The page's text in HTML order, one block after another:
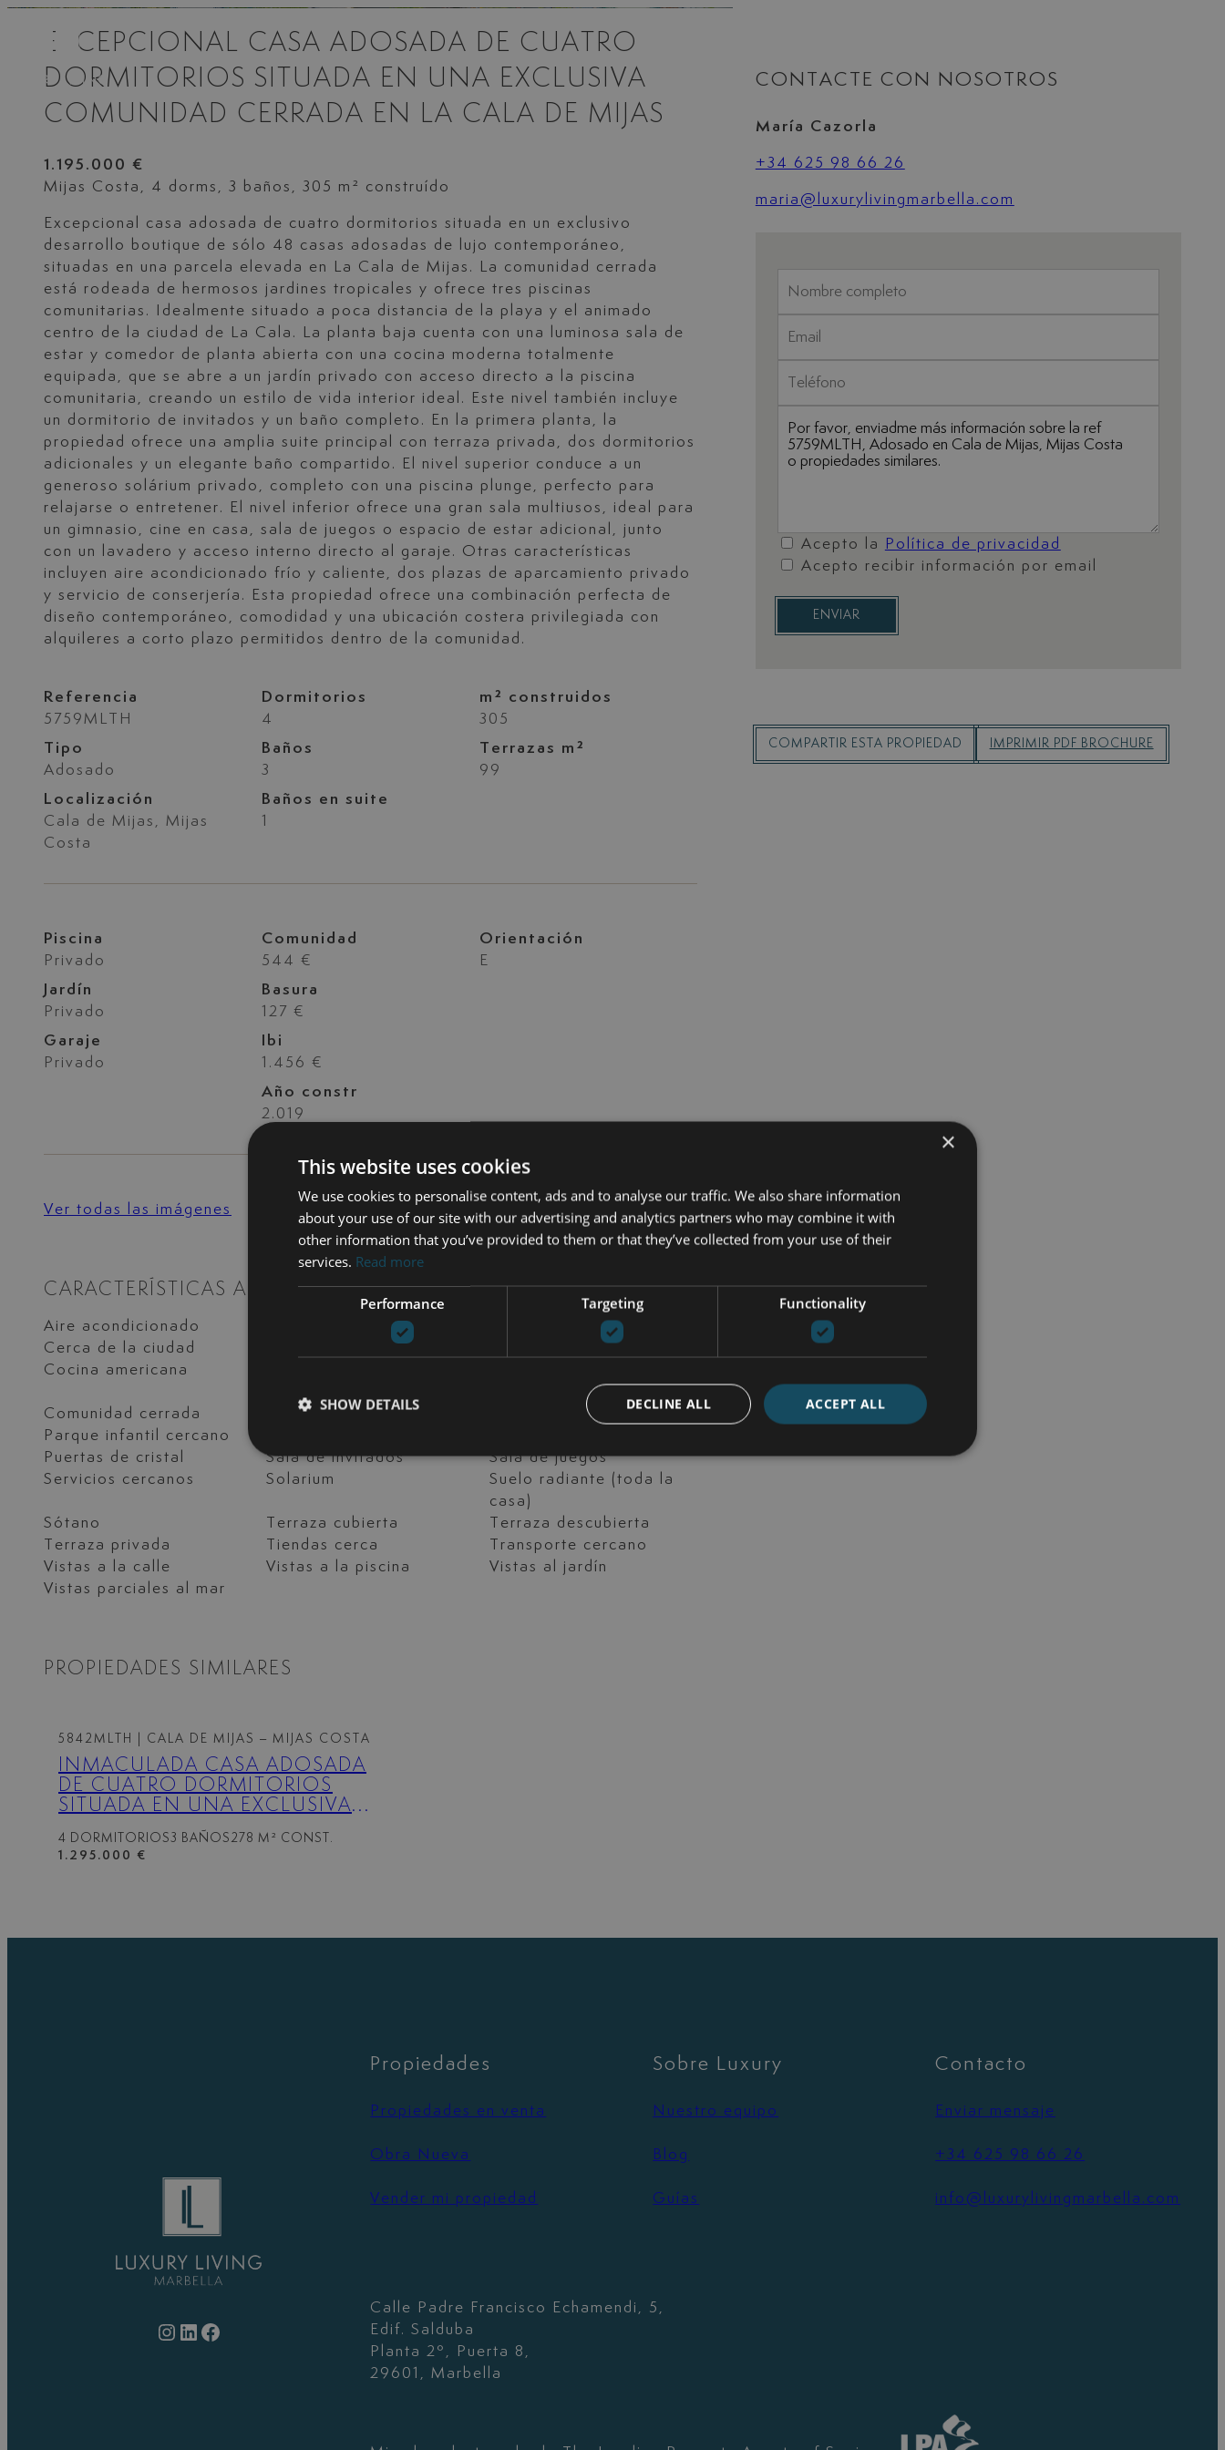
EXCEPCIONAL CASA ADOSADA DE CUATRO
DORMITORIOS SITUADA EN UNA EXCLUSIVA
COMUNIDAD CERRADA EN LA CALA DE MIJAS
1.195.000 €
Mijas Costa, 4 dorms, 3 baños, 305 m² construído
Excepcional casa adosada de cuatro dormitorios situada en un exclusivo
desarrollo boutique de sólo 48 casas adosadas de lujo contemporáneo,
situadas en una parcela elevada en La Cala de Mijas. La comunidad cerrada
está rodeada de hermosos jardines tropicales y ofrece tres piscinas
comunitarias. Idealmente situado a poca distancia de la playa y el animado
centro de la ciudad de La Cala. La planta baja cuenta con una luminosa sala de
estar y comedor de planta abierta con una cocina moderna totalmente
equipada, que se abre a un jardín privado con acceso directo a la piscina
comunitaria, creando un estilo de vida interior ideal. Este nivel también incluye
un dormitorio de invitados y un baño completo. En la primera planta, la
propiedad ofrece una amplia suite principal con terraza privada, dos dormitorios
adicionales y un elegante baño compartido. El nivel superior conduce a un
generoso solárium privado, completo con una piscina plunge, perfecto para
relajarse o entretener. El nivel inferior ofrece una gran sala multiusos, ideal para
un gimnasio, cine en casa, sala de juegos o espacio de estar adicional, junto
con un lavadero y acceso interno directo al garaje. Otras características
incluyen aire acondicionado frío y caliente, dos plazas de aparcamiento privado
y servicio de conserjería. Esta propiedad ofrece una combinación perfecta de
diseño contemporáneo, comodidad y una ubicación costera privilegiada con
alquileres a corto plazo permitidos dentro de la comunidad.
Referencia
5759MLTH
Tipo
Adosado
Localización
Cala de Mijas, Mijas
Costa
Dormitorios
4
Baños
3
Baños en suite
1
m² construidos
305
Terrazas m²
99
Piscina
Privado
Jardín
Privado
Garaje
Privado
Comunidad
544 €
Basura
127 €
Ibi
1.456 €
Año constr
2.019
Orientación
E
Ver todas las imágenes
CARACTERÍSTICAS ADICIONALES
Aire acondicionado Armarios empotrados
Aseo para invitados
Cerca de la ciudad
Cerca de playa / mar
Cerca del golf
Cocina americana
Comunidad cerrada Entrada de seguridad
Excelente estado
Parque infantil cercano
Puertas de cristal
Sala de invitados
Sala de juegos
Servicios cercanos
Solarium
Suelo radiante (toda la
casa)
Sótano
Terraza cubierta
Terraza descubierta
Terraza privada
Tiendas cerca
Transporte cercano
Vistas a la calle
Vistas a la piscina
Vistas al jardín
Vistas parciales al mar
CONTACTE CON NOSOTROS
María Cazorla
+34 625 98 66 26
maria@luxurylivingmarbella.com
Acepto la
Política de privacidad
Acepto recibir información por email
ENVIAR
COMPARTIR ESTA PROPIEDAD IMPRIMIR PDF BROCHURE
PROPIEDADES SIMILARES
5842MLTH | CALA DE MIJAS – MIJAS COSTA
INMACULADA CASA ADOSADA
DE CUATRO DORMITORIOS
SITUADA EN UNA EXCLUSIVA
COMUNIDAD EN LA CALA DE
MIJAS
4 DORMITORIOS3 BAÑOS 278 M² CONST.
1.295.000 €
Instagram LinkedIn Facebook
Propiedades
Propiedades en venta
Obra Nueva
Vender mi propiedad
Sobre Luxury
Nuestro equipo
Blog
Guías
Contacto
Enviar mensaje
+34 625 98 66 26
info@luxurylivingmarbella.com
Calle Padre Francisco Echamendi, 5,
Edif. Salduba
Planta 2º, Puerta 8,
29601, Marbella
×
This website uses cookies
We use cookies to personalise content, ads and to analyse our traffic. We also share information
about your use of our site with our advertising and analytics partners who may combine it with
other information that you’ve provided to them or that they’ve collected from your use of their
services. Read more
Performance Targeting Functionality
ACCEPT ALL
DECLINE ALL
SHOW DETAILS